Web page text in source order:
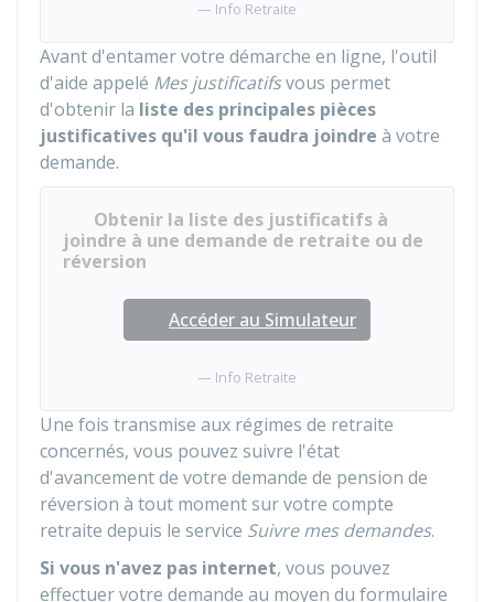
Info Retraite
Avant d'entamer votre démarche en ligne, l'outil
d'aide appelé Mes justificatifsvous permet
d'obtenir la liste des principales pièces
justificatives qu'il vous faudra joindre à votre
demande.
Obtenir la liste des justificatifs à
joindre à une demande de retraite ou de
réversion
Accéder au Simulateur
Info Retraite
Une fois transmise aux régimes de retraite
concernés, vous pouvez suivre l'état
d'avancement de votre demande de pension de
réversion à tout moment sur votre compte
retraite depuis le service Suivre mes demandes.
Si vous n'avez pas internet, vous pouvez
effectuer votre demande au moyen du formulaire